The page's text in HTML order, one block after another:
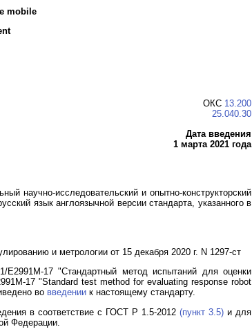
mobile
ОКС 13.200
25.040.30
Дата введения
1 марта 2021 года
научно-исследовательский и опытно-конструкторский
язык англоязычной версии стандарта, указанного в
и метрологии от 15 декабря 2020 г. N 1297-ст
17 "Стандартный метод испытаний для оценки
17 "Standard test method for evaluating response robot
во введении к настоящему стандарту.
в соответствие с ГОСТ Р 1.5-2012 (пункт 3.5) и для
Федерации.